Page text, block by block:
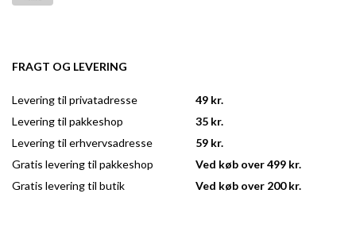
FRAGT OG LEVERING
Levering til privatadresse
Levering til pakkeshop
Levering til erhvervsadresse
Gratis levering til pakkeshop
Gratis levering til butik
49 kr.
35 kr.
59 kr.
Ved køb over 499 kr.
Ved køb over 200 kr.